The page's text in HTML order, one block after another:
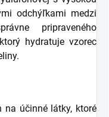
odchýľkami medzi
pripraveného
hydratuje vzorec
na účinné látky, ktoré